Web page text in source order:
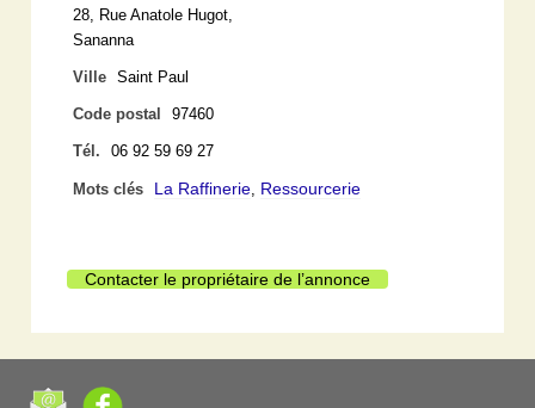
28, Rue Anatole Hugot,
Sananna
Ville Saint Paul
Code postal 97460
Tél. 06 92 59 69 27
Mots clés La Raffinerie Ressourcerie
Contacter le propriétaire de l’annonce